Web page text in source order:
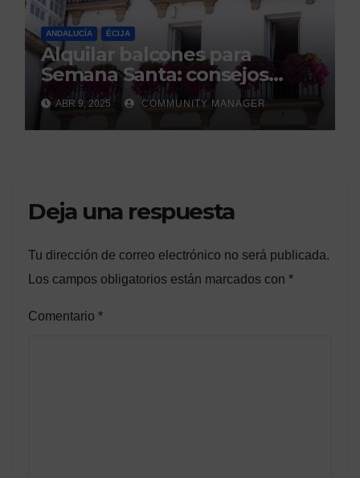
ANDALUCÍA ÉCIJA
Alquilar balcones para
Semana Santa: consejos
legales de la Asociación
Española de Consumidores.
ABR 9, 2025 COMMUNITY MANAGER
Deja una respuesta
Tu dirección de correo electrónico no será publicada.
Los campos obligatorios están marcados con *
Comentario *